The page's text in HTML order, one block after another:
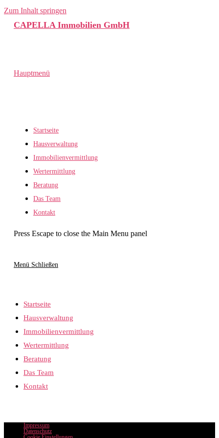
Zum Inhalt springen
CAPELLA Immobilien GmbH
Hauptmenü
Startseite
Hausverwaltung
Immobilienvermittlung
Wertermittlung
Beratung
Das Team
Kontakt
Press Escape to close the Main Menu panel
Menü Schließen
Startseite
Hausverwaltung
Immobilienvermittlung
Wertermittlung
Beratung
Das Team
Kontakt
Impressum
Datenschutz